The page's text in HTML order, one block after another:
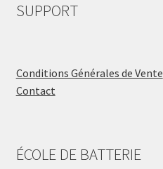
SUPPORT
Conditions Générales de Vente
Contact
ÉCOLE DE BATTERIE